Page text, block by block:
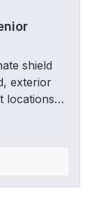
shield
exterior
locations
chin-
HECC,